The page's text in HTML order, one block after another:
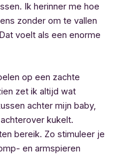
Ik herinner me hoe
zonder om te vallen
voelt als een enorme
op een zachte
zet ik altijd wat
achter mijn baby,
kukelt.
bereik. Zo stimuleer je
en armspieren